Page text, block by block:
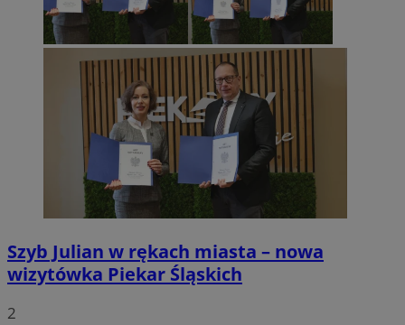
Szyb Julian w rękach miasta – nowa
wizytówka Piekar Śląskich
2